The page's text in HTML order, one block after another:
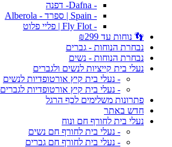
- Dafna- דפנה
- Spain | ספרד - Alberola
- Fly Flot | פליי פלוט
👣 נוחות עד ₪299
נבחרת הנוחות - גברים
נבחרת הנוחות - נשים
נעלי בית קייציות לנשים ולגברים
- נעלי בית קיץ אורטופדיות לנשים
- נעלי בית קיץ אורטופדיות לגברים
פתרונות משלימים לכף הרגל
חדש באתר
נעלי בית לחורף חם ונוח
- נעלי בית לחורף חם נשים
- נעלי בית לחורף חם גברים